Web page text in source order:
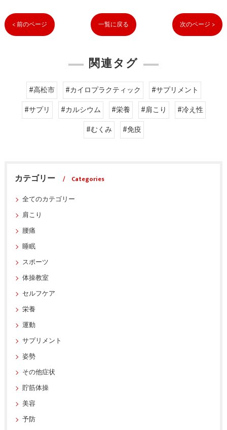
< 前のページ 一覧に戻る 次のページ >
関連タグ
#高松市 #カイロプラクティック
#サプリメント
#サプリ
#カルシウム #栄養 #肩こり
#冷え性
#むくみ
#免疫
カテゴリー
Categories
全てのカテゴリー
肩こり
腰痛
睡眠
スポーツ
体操教室
セルフケア
栄養
運動
サプリメント
姿勢
その他症状
貯筋体操
美容
予防